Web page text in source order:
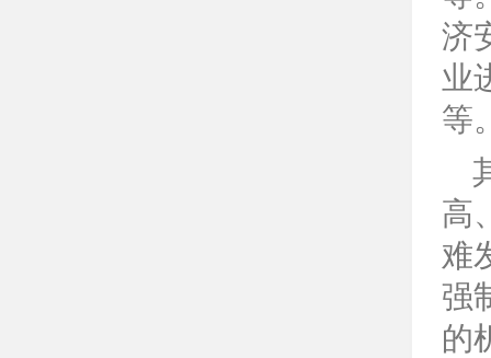
济
业
等
高
难
强
的